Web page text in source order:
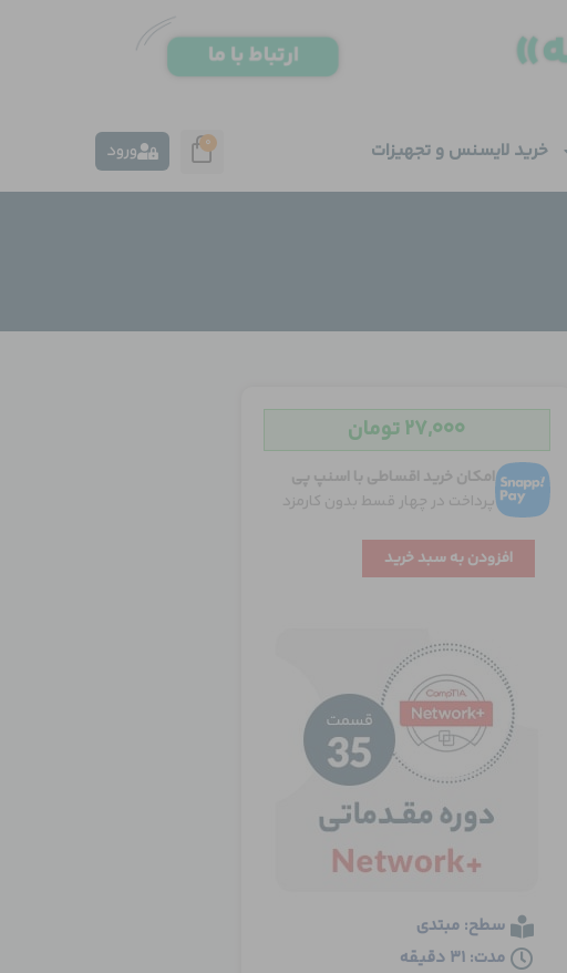
خرید لایسنس و تجهیزات 0 ورود
۲۷,۰۰۰تومان
امکان خرید اقساطی با اسنپ پی
پرداخت در چهار قسط بدون کارمزد
عدد
افزودن به سبد خرید
سطح: مبتدی
مدت: 31 دقیقه